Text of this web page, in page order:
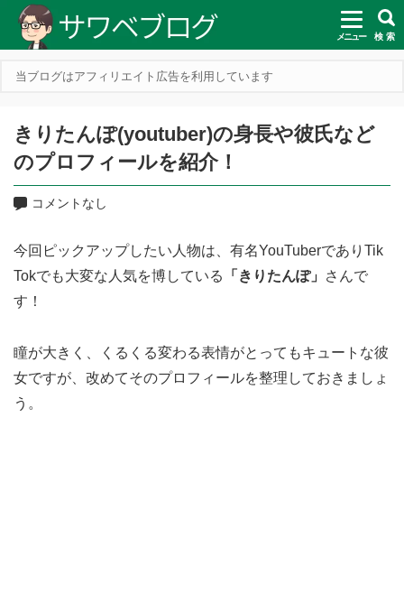
メニュー 検 索
当ブログはアフィリエイト広告を利用しています
きりたんぽ(youtuber)の身長や彼氏など
のプロフィールを紹介！
コメントなし
今回ピックアップしたい人物は、有名YouTuberでありTik
Tokでも大変な人気を博している
「きりたんぽ」
さんで
す！
瞳が大きく、くるくる変わる表情がとってもキュートな彼
女ですが、改めてそのプロフィールを整理しておきましょ
う。